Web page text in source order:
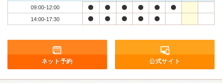
09:00-12:00
14:00-17:30
ネット予約 公式サイト